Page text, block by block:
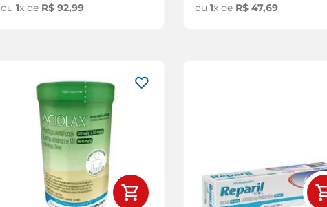
ou1x de R$ 92,99
ou 1x de R$ 47,69